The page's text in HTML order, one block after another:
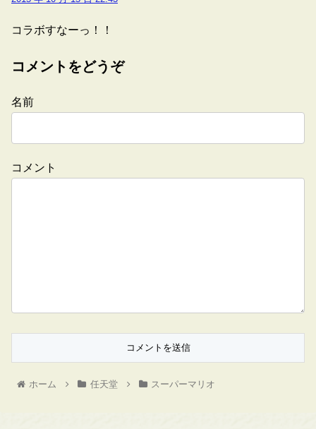
コラボすなーっ！！
コメントをどうぞ
名前
コメント
ホーム 任天堂 スーパーマリオ